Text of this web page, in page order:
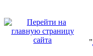
"